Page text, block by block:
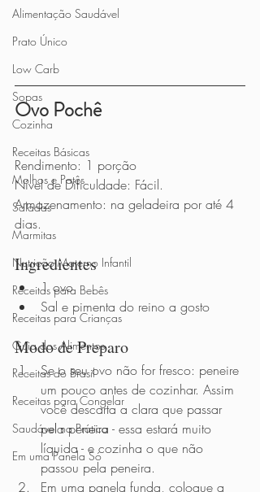
Alimentação Saudável
Prato Único
Low Carb
Sopas
Cozinha
Receitas Básicas
Molhos e Patês
Saladas
Marmitas
Nutrição Materno Infantil
Receitas para Bebês
Receitas para Crianças
Guia dos Alimentos
Receitas do Brasil
Receitas para Congelar
Saudável na Prática
Em uma Panela Só
Ovo Pochê
Rendimento: 1 porção
Nível de Dificuldade: Fácil.
Armazenamento: na geladeira por até 4
dias.
Ingredientes
1 ovo
Sal e pimenta do reino a gosto
Modo de Preparo
Se o seu ovo não for fresco: peneire
um pouco antes de cozinhar. Assim
você descarta a clara que passar
pela peneira - essa estará muito
líquida - e cozinha o que não
passou pela peneira.
Em uma panela funda, coloque a